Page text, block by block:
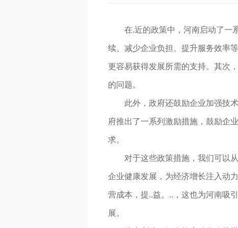
在.近的政策中，河南启动了一
续、减少企业负担、提升服务效率
更容易获得发展所需的支持。其次
的问题。
此外，政府还鼓励企业加强技
府推出了一系列激励措施，鼓励企
求。
对于这些政策措施，我们可以
企业健康发展，为经济增长注入动
营成本，提..益。..，这也为河南吸
展。